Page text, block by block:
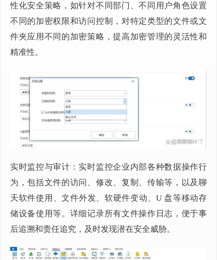
性化安全策略，如针对不同部门、不同用户角色设置
不同的加密权限和访问控制，对特定类型的文件或文
件夹应用不同的加密策略，提高加密管理的灵活性和
精准性。
实时监控与审计：实时监控企业内部各种数据操作行
为，包括文件的访问、修改、复制、传输等，以及聊
天软件使用、文件外发、软硬件变动、U 盘等移动存
储设备使用等。详细记录所有文件操作日志，便于事
后追溯和责任追究，及时发现潜在安全威胁。